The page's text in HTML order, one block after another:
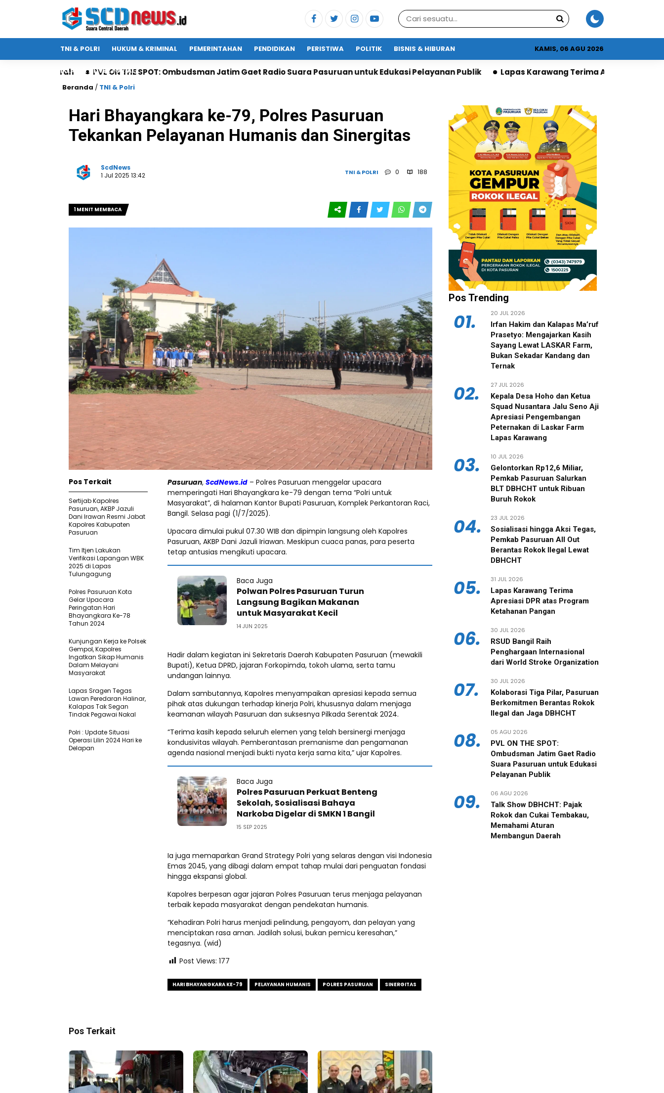
TNI & POLRI HUKUM & KRIMINAL PEMERINTAHAN PENDIDIKAN PERISTIWA POLITIK BISNIS & HIBURAN
IKLAN & ADVERTORIAL
KAMIS, 06 AGU 2026
PVL ON THE SPOT: Ombudsman Jatim Gaet Radio Suara Pasuruan untuk Edukasi Pelayanan Publik Lapas Karawang Terima Apresiasi DPR atas Program
Beranda / TNI & Polri
Hari Bhayangkara ke-79, Polres Pasuruan
Tekankan Pelayanan Humanis dan Sinergitas
ScdNews
1 Jul 2025 13:42
TNI & POLRI 0 188
1 MENIT MEMBACA
Pasuruan, ScdNews.id – Polres Pasuruan menggelar upacara
memperingati Hari Bhayangkara ke-79 dengan tema “Polri untuk
Masyarakat”, di halaman Kantor Bupati Pasuruan, Komplek Perkantoran Raci,
Bangil. Selasa pagi (1/7/2025).
Upacara dimulai pukul 07.30 WIB dan dipimpin langsung oleh Kapolres
Pasuruan, AKBP Dani Jazuli Iriawan. Meskipun cuaca panas, para peserta
tetap antusias mengikuti upacara.
Baca Juga
Polwan Polres Pasuruan Turun
Langsung Bagikan Makanan
untuk Masyarakat Kecil
14 JUN 2025
Hadir dalam kegiatan ini Sekretaris Daerah Kabupaten Pasuruan (mewakili
Bupati), Ketua DPRD, jajaran Forkopimda, tokoh ulama, serta tamu
undangan lainnya.
Dalam sambutannya, Kapolres menyampaikan apresiasi kepada semua
pihak atas dukungan terhadap kinerja Polri, khususnya dalam menjaga
keamanan wilayah Pasuruan dan suksesnya Pilkada Serentak 2024.
“Terima kasih kepada seluruh elemen yang telah bersinergi menjaga
kondusivitas wilayah. Pemberantasan premanisme dan pengamanan
agenda nasional menjadi bukti nyata kerja sama kita,” ujar Kapolres.
Baca Juga
Polres Pasuruan Perkuat Benteng
Sekolah, Sosialisasi Bahaya
Narkoba Digelar di SMKN 1 Bangil
15 SEP 2025
Ia juga memaparkan Grand Strategy Polri yang selaras dengan visi Indonesia
Emas 2045, yang dibagi dalam empat tahap mulai dari penguatan fondasi
hingga ekspansi global.
Kapolres berpesan agar jajaran Polres Pasuruan terus menjaga pelayanan
terbaik kepada masyarakat dengan pendekatan humanis.
“Kehadiran Polri harus menjadi pelindung, pengayom, dan pelayan yang
menciptakan rasa aman. Jadilah solusi, bukan pemicu keresahan,”
tegasnya. (wid)
Post Views: 177
HARI BHAYANGKARA KE-79 PELAYANAN HUMANIS POLRES PASURUAN SINERGITAS
Pos Terkait
Sertijab Kapolres
Pasuruan, AKBP Jazuli
Dani Irawan Resmi Jabat
Kapolres Kabupaten
Pasuruan
Tim Itjen Lakukan
Verifikasi Lapangan WBK
2025 di Lapas
Tulungagung
Polres Pasuruan Kota
Gelar Upacara
Peringatan Hari
Bhayangkara Ke-78
Tahun 2024
Kunjungan Kerja ke Polsek
Gempol, Kapolres
Ingatkan Sikap Humanis
Dalam Melayani
Masyarakat
Lapas Sragen Tegas
Lawan Peredaran Halinar,
Kalapas Tak Segan
Tindak Pegawai Nakal
Polri : Update Situasi
Operasi Lilin 2024 Hari ke
Delapan
Pos Terkait
Pos Trending
01. 20 JUL 2026
‎Irfan Hakim dan Kalapas Ma’ruf
Prasetyo: Mengajarkan Kasih
Sayang Lewat LASKAR Farm,
Bukan Sekadar Kandang dan
Ternak
02. 27 JUL 2026
‎Kepala Desa Hoho dan Ketua
Squad Nusantara Jalu Seno Aji
Apresiasi Pengembangan
Peternakan di Laskar Farm
Lapas Karawang
03. 10 JUL 2026
Gelontorkan Rp12,6 Miliar,
Pemkab Pasuruan Salurkan
BLT DBHCHT untuk Ribuan
Buruh Rokok
04. 23 JUL 2026
‎Sosialisasi hingga Aksi Tegas,
Pemkab Pasuruan All Out
Berantas Rokok Ilegal Lewat
DBHCHT
05. 31 JUL 2026
Lapas Karawang Terima
Apresiasi DPR atas Program
Ketahanan Pangan
06. 30 JUL 2026
RSUD Bangil Raih
Penghargaan Internasional
dari World Stroke Organization
07. 30 JUL 2026
‎Kolaborasi Tiga Pilar, Pasuruan
Berkomitmen Berantas Rokok
Ilegal dan Jaga DBHCHT
08. 05 AGU 2026
PVL ON THE SPOT:
Ombudsman Jatim Gaet Radio
Suara Pasuruan untuk Edukasi
Pelayanan Publik
09. 06 AGU 2026
‎Talk Show DBHCHT: Pajak
Rokok dan Cukai Tembakau,
Memahami Aturan
Membangun Daerah